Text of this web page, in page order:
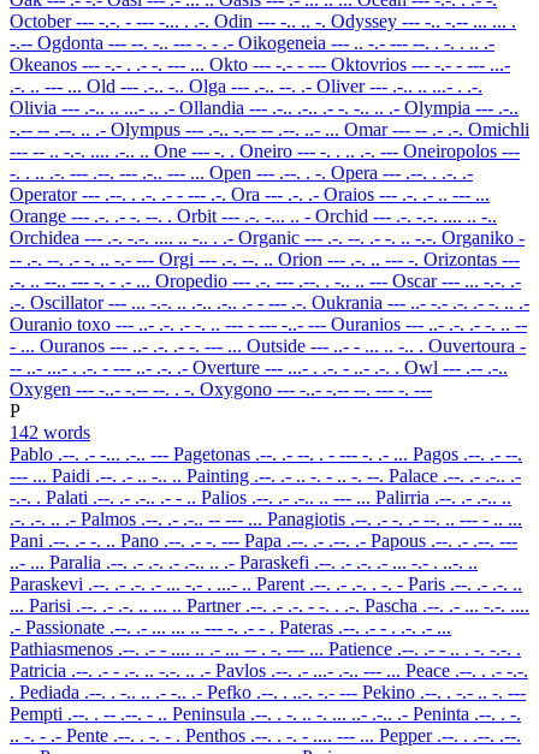
October--- -.-. - --- -... . .-. Odin --- -.. .. -. Odyssey --- -.. -.-- ... ... .
-.-- Ogdonta --- --. -.. --- -. - .- Oikogeneia --- .. -.- --- --. . -. . .. .-
Okeanos --- -.- . .- -. --- ... Okto --- -.- - --- Oktovrios --- -.- - --- ...-
.-. .. --- ... Old --- .-.. -.. Olga --- .-.. --. .- Oliver--- .-.. .. ...- . .-.
Olivia --- .-.. .. ...- .. .- Ollandia --- .-.. .-.. .- -. -.. .. .- Olympia --- .-..
-.-- -- .--. .. .- Olympus --- .-.. -.-- -- .--. ..- ... Omar--- -- .- .-. Omichli
--- -- .. -.-. .... .-.. .. One --- -. . Oneiro --- -. . .. .-. --- Oneiropolos ---
-. . .. .-. --- .--. --- .-.. --- ... Open --- .--. . -. Opera --- .--. . .-. .-
Operator--- .--. . .-. .- - --- .-. Ora --- .-. .- Oraios --- .-. .- .. --- ...
Orange --- .-. .- -. --. . Orbit --- .-. -... .. - Orchid --- .-. -.-. .... .. -..
Orchidea --- .-. -.-. .... .. -.. . .- Organic --- .-. --. .- -. .. -.-. Organiko -
-- .-. --. .- -. .. -.- --- Orgi --- .-. --. .. Orion --- .-. .. --- -. Orizontas ---
.-. .. --.. --- -. - .- ... Oropedio --- .-. --- .--. . -.. .. --- Oscar--- ... -.-. .-
.-. Oscillator--- ... -.-. .. .-.. .-.. .- - --- .-. Oukrania --- ..- -.- .-. .- -. .. .-
Ouranio toxo --- ..- .-. .- -. .. --- - --- -..- --- Ouranios --- ..- .-. .- -. .. --
- ... Ouranos --- ..- .-. .- -. --- ... Outside --- ..- - ... .. -.. . Ouvertoura -
-- ..- ...- . .-. - --- ..- .-. .- Overture --- ...- . .-. - ..- .-. . Owl --- .-- .-..
Oxygen --- -..- -.-- --. . -. Oxygono --- -..- -.-- --. --- -. ---
P
142 words
Pablo .--. .- -... .-.. --- Pagetonas .--. .- --. . - --- -. .- ... Pagos .--. .- --.
--- ... Paidi .--. .- .. -.. .. Painting .--. .- .. -. - .. -. --. Palace .--. .- .-.. .-
-.-. . Palati .--. .- .-.. .- - .. Palios .--. .- .-.. .. --- ... Palirria .--. .- .-.. ..
.-. .-. .. .- Palmos .--. .- .-.. -- --- ... Panagiotis .--. .- -. .- --. .. --- - .. ...
Pani .--. .- -. .. Pano .--. .- -. --- Papa .--. .- .--. .- Papous .--. .- .--. ---
..- ... Paralia .--. .- .-. .- .-.. .. .- Paraskefi .--. .- .-. .- ... -.- . ..-. ..
Paraskevi .--. .- .-. .- ... -.- . ...- .. Parent .--. .- .-. . -. - Paris .--. .- .-. ..
... Parisi .--. .- .-. .. ... .. Partner .--. .- .-. - -. . .-. Pascha .--. .- ... -.-. ....
.- Passionate .--. .- ... ... .. --- -. .- - . Pateras .--. .- - . .-. .- ...
Pathiasmenos .--. .- - .... .. .- ... -- . -. --- ... Patience .--. .- - .. . -. -.-. .
Patricia .--. .- - .-. .. -.-. .. .- Pavlos .--. .- ...- .-.. --- ... Peace .--. . .- -.-.
. Pediada .--. . -.. .. .- -.. .- Pefko .--. . ..-. -.- --- Pekino .--. . -.- .. -. ---
Pempti .--. . -- .--. - .. Peninsula .--. . -. .. -. ... ..- .-.. .- Peninta .--. . -.
.. -. - .- Pente .--. . -. - . Penthos .--. . -. - .... --- ... Pepper .--. . .--. .--.